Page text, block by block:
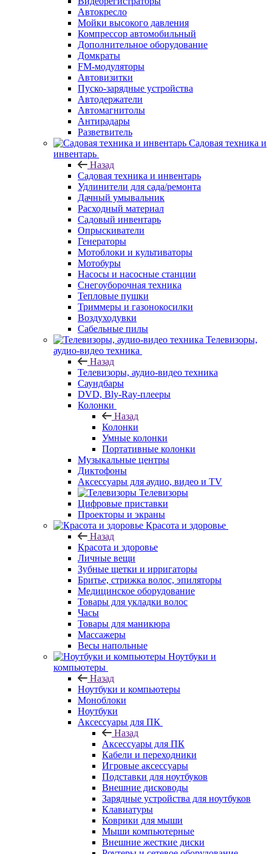
Автокресло
Мойки высокого давления
Компрессор автомобильный
Дополнительное оборудование
Домкраты
FM-модуляторы
Автовизитки
Пуско-зарядные устройства
Автодержатели
Автомагнитолы
Антирадары
Разветвитель
Садовая техника и
инвентарь
Назад
Садовая техника и инвентарь
Удлинители для сада/ремонта
Дачный умывальник
Расходный материал
Садовый инвентарь
Опрыскиватели
Генераторы
Мотоблоки и культиваторы
Мотобуры
Насосы и насосные станции
Снегоуборочная техника
Тепловые пушки
Триммеры и газонокосилки
Воздуходувки
Сабельные пилы
Телевизоры,
аудио-видео техника
Назад
Телевизоры, аудио-видео техника
Саундбары
DVD, Bly-Ray-плееры
Колонки
Назад
Колонки
Умные колонки
Портативные колонки
Музыкальные центры
Диктофоны
Аксессуары для аудио, видео и TV
Телевизоры
Цифровые приставки
Проекторы и экраны
Красота и здоровье
Назад
Красота и здоровье
Личные вещи
Зубные щетки и ирригаторы
Бритье, стрижка волос, эпиляторы
Медицинское оборудование
Товары для укладки волос
Часы
Товары для маникюра
Массажеры
Весы напольные
Ноутбуки и
компьютеры
Назад
Ноутбуки и компьютеры
Моноблоки
Ноутбуки
Аксессуары для ПК
Назад
Аксессуары для ПК
Кабели и переходники
Игровые аксессуары
Подставки для ноутбуков
Внешние дисководы
Зарядные устройства для ноутбуков
Клавиатуры
Коврики для мыши
Мыши компьютерные
Внешние жесткие диски